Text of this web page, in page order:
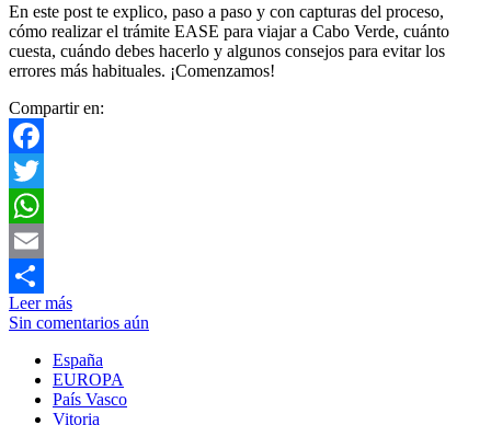
En este post te explico, paso a paso y con capturas del proceso,
cómo realizar el trámite EASE para viajar a Cabo Verde, cuánto
cuesta, cuándo debes hacerlo y algunos consejos para evitar los
errores más habituales. ¡Comenzamos!
Compartir en:
Facebook
Twitter
WhatsApp
Email
Compartir
Leer más
Sin comentarios aún
España
EUROPA
País Vasco
Vitoria